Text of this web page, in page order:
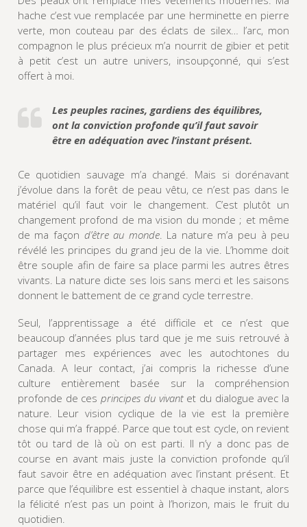
hache c’est vue remplacée par une herminette en pierre
verte, mon couteau par des éclats de silex… l’arc, mon
compagnon le plus précieux m’a nourrit de gibier et petit
à petit c’est un autre univers, insoupçonné, qui s’est
offert à moi.
Les peuples racines, gardiens des équilibres,
ont la conviction profonde qu’il faut savoir
être en adéquation avec l’instant présent.
Ce quotidien sauvage m’a changé. Mais si dorénavant
j’évolue dans la forêt de peau vêtu, ce n’est pas dans le
matériel qu’il faut voir le changement. C’est plutôt un
changement profond de ma vision du monde ; et même
de ma façon d’être au monde. La nature m’a peu à peu
révélé les principes du grand jeu de la vie. L’homme doit
être souple afin de faire sa place parmi les autres êtres
vivants. La nature dicte ses lois sans merci et les saisons
donnent le battement de ce grand cycle terrestre.
Seul, l’apprentissage a été difficile et ce n’est que
beaucoup d’années plus tard que je me suis retrouvé à
partager mes expériences avec les autochtones du
Canada. A leur contact, j’ai compris la richesse d’une
culture entièrement basée sur la compréhension
profonde de cesprincipes du vivant et du dialogue avec la
nature. Leur vision cyclique de la vie est la première
chose qui m’a frappé. Parce que tout est cycle, on revient
tôt ou tard de là où on est parti. Il n’y a donc pas de
course en avant mais juste la conviction profonde qu’il
faut savoir être en adéquation avec l’instant présent. Et
parce que l’équilibre est essentiel à chaque instant, alors
la félicité n’est pas un point à l’horizon, mais le fruit du
quotidien.